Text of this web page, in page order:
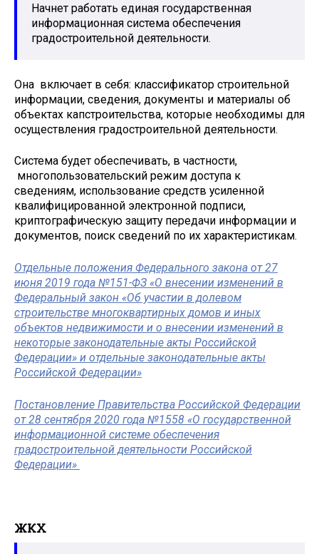
Начнет работать единая государственная
информационная система обеспечения
градостроительной деятельности.
Она включает в себя: классификатор строительной
информации, сведения, документы и материалы об
объектах капстроительства, которые необходимы для
осуществления градостроительной деятельности.
Система будет обеспечивать, в частности,
многопользовательский режим доступа к
сведениям, использование средств усиленной
квалифицированной электронной подписи,
криптографическую защиту передачи информации и
документов, поиск сведений по их характеристикам.
Отдельные положения Федерального закона от 27
июня 2019 года №151-ФЗ «О внесении изменений в
Федеральный закон «Об участии в долевом
строительстве многоквартирных домов и иных
объектов недвижимости и о внесении изменений в
некоторые законодательные акты Российской
Федерации» и отдельные законодательные акты
Российской Федерации»
Постановление Правительства Российской Федерации
от 28 сентября 2020 года №1558 «О государственной
информационной системе обеспечения
градостроительной деятельности Российской
Федерации»
ЖКХ